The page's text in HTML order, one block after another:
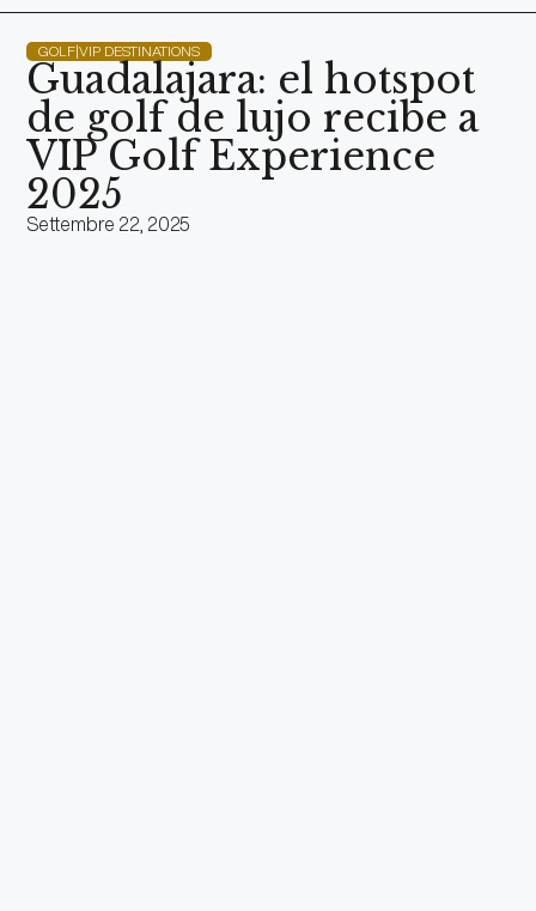
GOLF|VIP DESTINATIONS
Guadalajara: el hotspot
de golf de lujo recibe a
VIP Golf Experience
2025
Settembre 22, 2025